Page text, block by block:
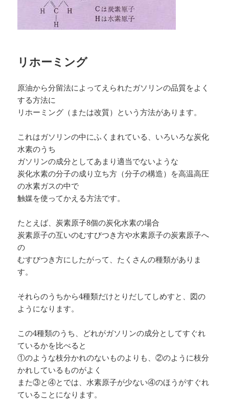
リホーミング
原油から分留法によってえられたガソリンの品質をよく
する方法に
リホーミング（または改質）という方法があります。
これはガソリンの中にふくまれている、いろいろな炭化
水素のうち
ガソリンの成分としてあまり適当でないような
炭化水素の分子の成り立ち方（分子の構造）を高温高圧
の水素ガスの中で
触媒を使ってかえる方法です。
たとえば、炭素原子8個の炭化水素の場合
炭素原子の互いのむすびつき方や水素原子の炭素原子へ
の
むすびつき方にしたがって、たくさんの種類がありま
す。
それらのうちから4種類だけとりだしてしめすと、図の
ようになります。
この4種類のうち、どれがガソリンの成分としてすぐれ
ているかを比べると
①のような枝分かれのないものよりも、②のように枝分
かれしているものがよく
また③と④とでは、水素原子が少ない④のほうがすぐれ
ていることになります。